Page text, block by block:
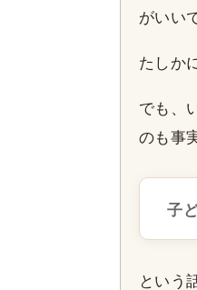
がいい
たしか
でも、
のも事
子
という